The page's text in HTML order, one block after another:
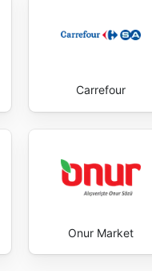
Carrefour
Onur Market